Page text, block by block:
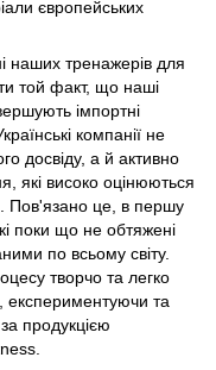
європейських
наших тренажерів для
той факт, що наші
імпортні
компанії не
досвіду, а й активно
які високо оцінюються
Пов'язано це, в першу
поки що не обтяжені
по всьому світу.
творчо та легко
експериментуючи та
продукцією